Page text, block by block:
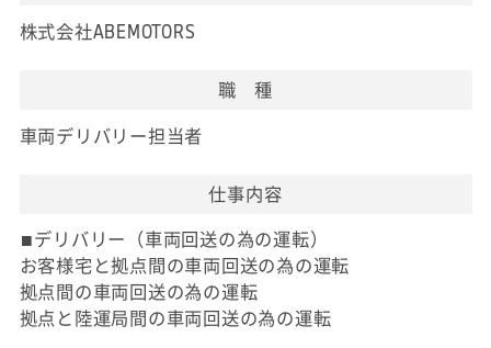
株式会社ABEMOTORS
職 種
車両デリバリー担当者
仕事内容
■デリバリー（車両回送の為の運転）
お客様宅と拠点間の車両回送の為の運転
拠点間の車両回送の為の運転
拠点と陸運局間の車両回送の為の運転